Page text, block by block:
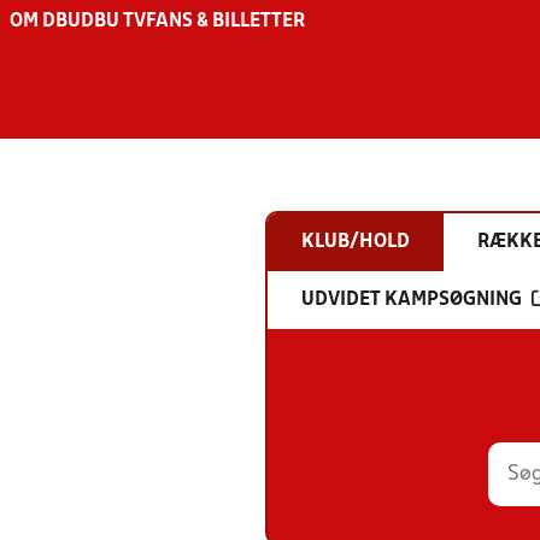
OM DBU DBU TV FANS & BILLETTER
KLUB/HOLD
UDVIDET KAMPSØGNING